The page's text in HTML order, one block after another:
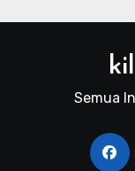
Semua